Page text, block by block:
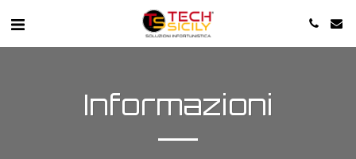
Informazioni